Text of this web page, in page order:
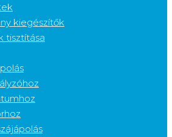
kiegészítők
tisztítása